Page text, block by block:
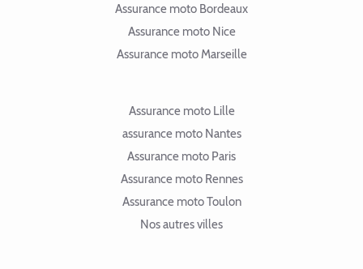
Assurance moto Bordeaux
Assurance moto Nice
Assurance moto Marseille
Assurance moto Lille
assurance moto Nantes
Assurance moto Paris
Assurance moto Rennes
Assurance moto Toulon
Nos autres villes